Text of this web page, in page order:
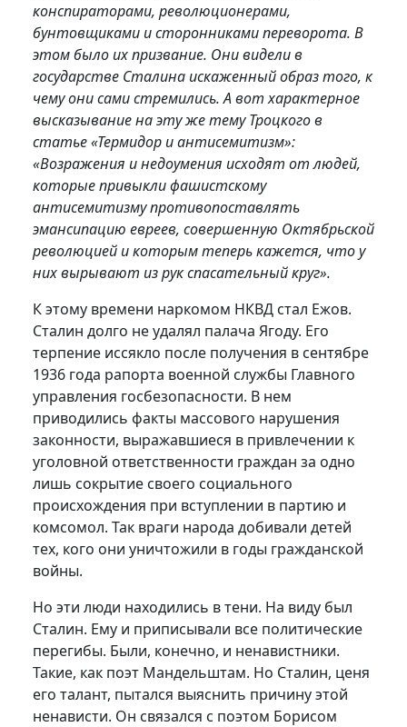
конспираторами, революционерами,
бунтовщиками и сторонниками переворота. В
этом было их призвание. Они видели в
государстве Сталина искаженный образ того, к
чему они сами стремились. А вот характерное
высказывание на эту же тему Троцкого в
статье «Термидор и антисемитизм»:
«Возражения и недоумения исходят от людей,
которые привыкли фашистскому
антисемитизму противопоставлять
эмансипацию евреев, совершенную Октябрьской
революцией и которым теперь кажется, что у
них вырывают из рук спасательный круг».
К этому времени наркомом НКВД стал Ежов.
Сталин долго не удалял палача Ягоду. Его
терпение иссякло после получения в сентябре
1936 года рапорта военной службы Главного
управления госбезопасности. В нем
приводились факты массового нарушения
законности, выражавшиеся в привлечении к
уголовной ответственности граждан за одно
лишь сокрытие своего социального
происхождения при вступлении в партию и
комсомол. Так враги народа добивали детей
тех, кого они уничтожили в годы гражданской
войны.
Но эти люди находились в тени. На виду был
Сталин. Ему и приписывали все политические
перегибы. Были, конечно, и ненавистники.
Такие, как поэт Мандельштам. Но Сталин, ценя
его талант, пытался выяснить причину этой
ненависти. Он связался с поэтом Борисом